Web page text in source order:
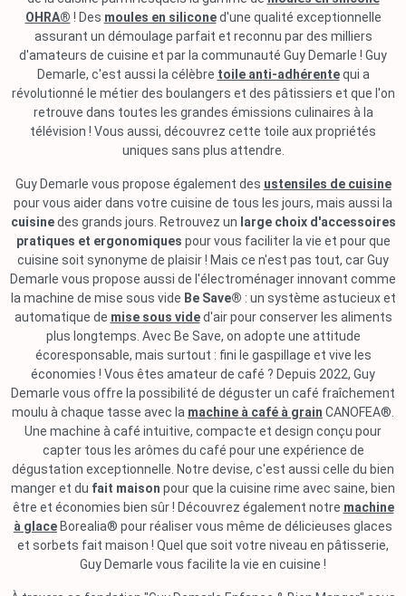
OHRA® ! Des moules en siliconed'une qualité exceptionnelle
assurant un démoulage parfait et reconnu par des milliers
d'amateurs de cuisine et par la communauté Guy Demarle ! Guy
Demarle, c'est aussi la célèbre toile anti-adhérentequi a
révolutionné le métier des boulangers et des pâtissiers et que l'on
retrouve dans toutes les grandes émissions culinaires à la
télévision ! Vous aussi, découvrez cette toile aux propriétés
uniques sans plus attendre.
Guy Demarle vous propose également des ustensiles de cuisine
pour vous aider dans votre cuisine de tous les jours, mais aussi la
cuisinedes grands jours. Retrouvez un large choix d'accessoires
pratiques et ergonomiques pour vous faciliter la vie et pour que
cuisine soit synonyme de plaisir ! Mais ce n'est pas tout, car Guy
Demarle vous propose aussi de l'électroménager innovant comme
la machine de mise sous vide Be Save® : un système astucieux et
automatique de mise sous vided'air pour conserver les aliments
plus longtemps. Avec Be Save, on adopte une attitude
écoresponsable, mais surtout : fini le gaspillage et vive les
économies ! Vous êtes amateur de café ? Depuis 2022, Guy
Demarle vous offre la possibilité de déguster un café fraîchement
moulu à chaque tasse avec la machine à café à grain CANOFEA®.
Une machine à café intuitive, compacte et design conçu pour
capter tous les arômes du café pour une expérience de
dégustation exceptionnelle. Notre devise, c'est aussi celle du bien
manger et du fait maison pour que la cuisine rime avec saine, bien
être et économies bien sûr ! Découvrez également notre machine
à glace Borealia® pour réaliser vous même de délicieuses glaces
et sorbets fait maison ! Quel que soit votre niveau en pâtisserie,
Guy Demarle vous facilite la vie en cuisine !